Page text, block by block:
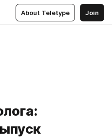
About Teletype Join